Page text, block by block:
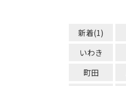
新着(1)
いわき
町田